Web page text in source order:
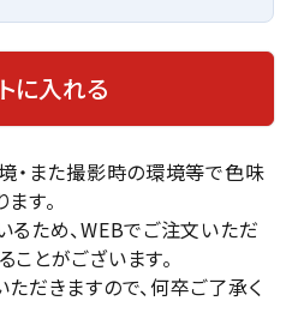
に入れる
・また撮影時の環境等で色味
す。
ため、WEBでご注文いただ
とがございます。
だきますので、何卒ご了承く